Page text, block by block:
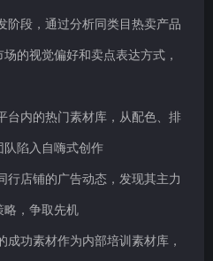
阶段，通过分析同类目热卖产品
的视觉偏好和卖点表达方式，
台内的热门素材库，从配色、排
陷入自嗨式创作
行店铺的广告动态，发现其主力
，争取先机
功素材作为内部培训素材库，